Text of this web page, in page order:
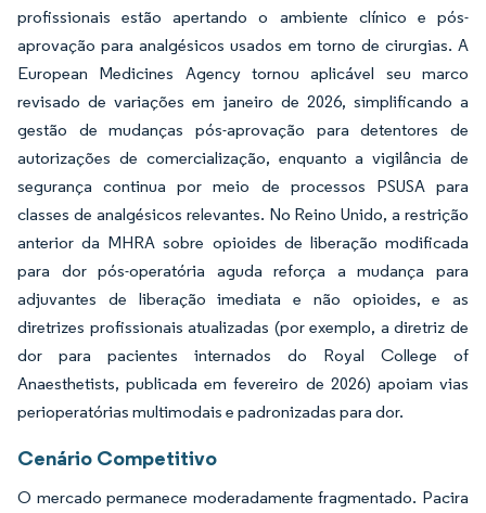
profissionais estão apertando o ambiente clínico e pós-
aprovação para analgésicos usados em torno de cirurgias. A
European Medicines Agency tornou aplicável seu marco
revisado de variações em janeiro de 2026, simplificando a
gestão de mudanças pós-aprovação para detentores de
autorizações de comercialização, enquanto a vigilância de
segurança continua por meio de processos PSUSA para
classes de analgésicos relevantes. No Reino Unido, a restrição
anterior da MHRA sobre opioides de liberação modificada
para dor pós-operatória aguda reforça a mudança para
adjuvantes de liberação imediata e não opioides, e as
diretrizes profissionais atualizadas (por exemplo, a diretriz de
dor para pacientes internados do Royal College of
Anaesthetists, publicada em fevereiro de 2026) apoiam vias
perioperatórias multimodais e padronizadas para dor.
Cenário Competitivo
O mercado permanece moderadamente fragmentado. Pacira